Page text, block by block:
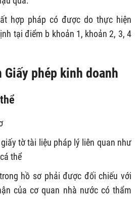
hợp pháp có được do thực hiện
tại điểm b khoản 1, khoản 2, 3, 4
phép kinh doanh
tờ tài liệu pháp lý liên quan như
thể
hồ sơ phải được đối chiếu với
của cơ quan nhà nước có thẩm